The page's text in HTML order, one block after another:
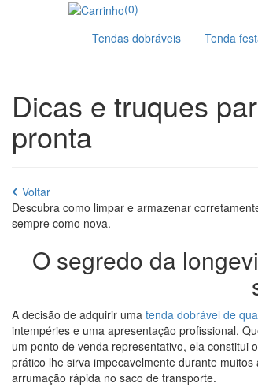
(0)
Tendas dobráveis
Tenda
Dicas e truques
pronta
Voltar
Descubra como limpar e armazenar
sempre como nova.
O segredo da
A decisão de adquirir uma tenda dobrável de
intempéries e uma apresentação profissional.
um ponto de venda representativo, ela constitui
prático lhe sirva impecavelmente durante
arrumação rápida no saco de transporte.